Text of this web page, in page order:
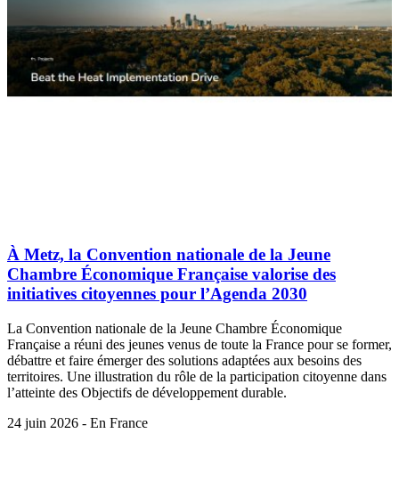
À Metz, la Convention nationale de la Jeune
Chambre Économique Française valorise des
initiatives citoyennes pour l’Agenda 2030
La Convention nationale de la Jeune Chambre Économique
Française a réuni des jeunes venus de toute la France pour se former,
débattre et faire émerger des solutions adaptées aux besoins des
territoires. Une illustration du rôle de la participation citoyenne dans
l’atteinte des Objectifs de développement durable.
24 juin 2026 - En France